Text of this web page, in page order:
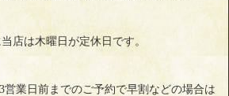
店は木曜日が定休日です。
営業日前までのご予約で早割などの場合は